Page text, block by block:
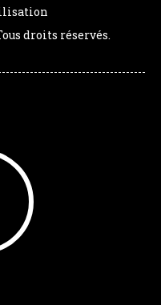
droits réservés.